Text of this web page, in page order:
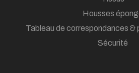
Housses
Tableau de correspondances &
Sécurité